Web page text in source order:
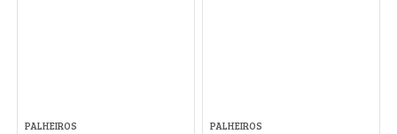
PALHEIROS PALHEIROS